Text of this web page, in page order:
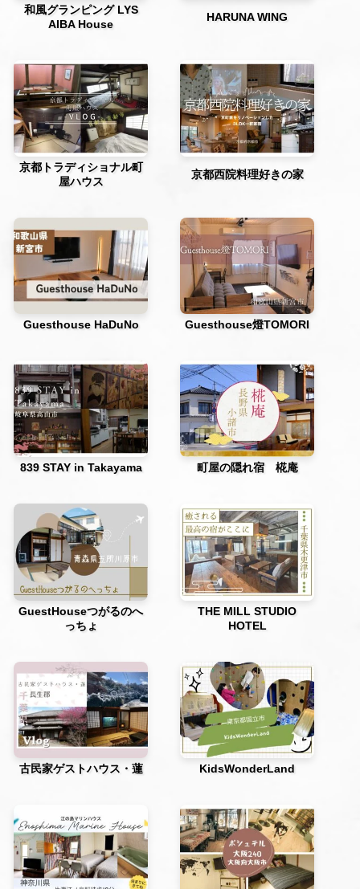
和風グランピング LYS
AIBA House
HARUNA WING
京都トラディショナル町
屋ハウス
京都西院料理好きの家
Guesthouse HaDuNo Guesthouse燈TOMORI
839 STAY in Takayama 町屋の隠れ宿 椛庵
GuestHouseつがるのへ
っちょ
THE MILL STUDIO
HOTEL
古民家ゲストハウス・蓮 KidsWonderLand